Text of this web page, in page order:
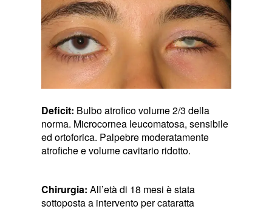
Deficit: Bulbo atrofico volume 2/3 della
norma. Microcornea leucomatosa, sensibile
ed ortoforica. Palpebre moderatamente
atrofiche e volume cavitario ridotto.
Chirurgia: All’età di 18 mesi è stata
sottoposta a intervento per cataratta